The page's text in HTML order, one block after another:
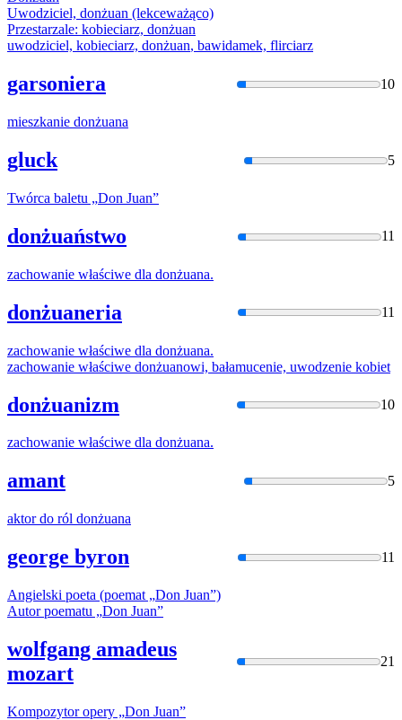
Uwodziciel, donżuan (lekceważąco)
Przestarzale: kobieciarz, donżuan
uwodziciel, kobieciarz, donżuan, bawidamek, flirciarz
garsoniera 10
mieszkanie donżuana
gluck 5
Twórca baletu „Don Juan”
donżuaństwo 11
zachowanie właściwe dla donżuana.
donżuaneria 11
zachowanie właściwe dla donżuana.
zachowanie właściwe donżuanowi, bałamucenie, uwodzenie kobiet
donżuanizm 10
zachowanie właściwe dla donżuana.
amant 5
aktor do ról donżuana
george byron 11
Angielski poeta (poemat „Don Juan”)
Autor poematu „Don Juan”
wolfgang amadeus
mozart
21
Kompozytor opery „Don Juan”